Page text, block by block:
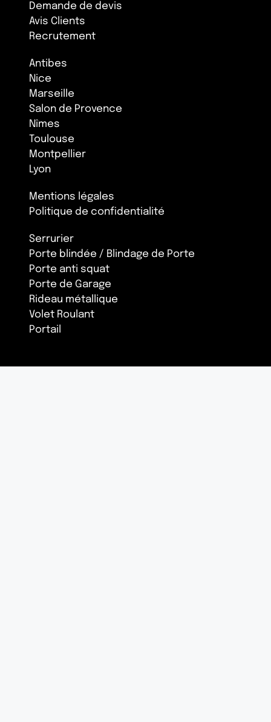
Demande de devis
Avis Clients
Recrutement
Antibes
Nice
Marseille
Salon de Provence
Nîmes
Toulouse
Montpellier
Lyon
Mentions légales
Politique de confidentialité
Serrurier
Porte blindée / Blindage de Porte
Porte anti squat
Porte de Garage
Rideau métallique
Volet Roulant
Portail